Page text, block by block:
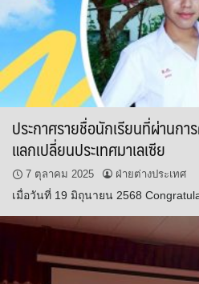
ประกาศรายชื่อนักเรียนที่ผ่านกา
แลกเปลี่ยนประเทศมาเลเซีย
7 ตุลาคม 2025 ฝ่ายต่างประเทศ
เมื่อวันที่ 19 มิถุนายน 2568